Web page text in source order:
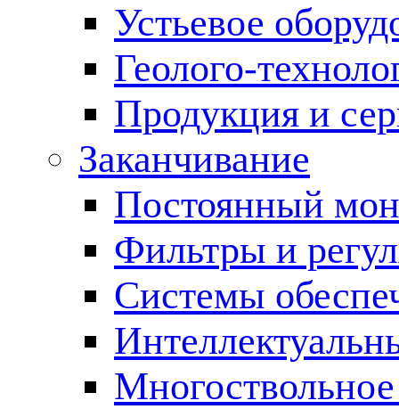
Устьевое
Геолого-
Продукция и
Заканчивание
Постоянный
Фильтры и
Cистемы